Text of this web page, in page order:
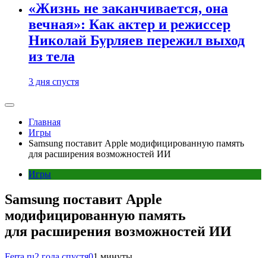
«Жизнь не заканчивается, она
вечная»: Как актер и режиссер
Николай Бурляев пережил выход
из тела
3 дня спустя
Главная
Игры
Samsung поставит Apple модифицированную память
для расширения возможностей ИИ
Игры
Samsung поставит Apple
модифицированную память
для расширения возможностей ИИ